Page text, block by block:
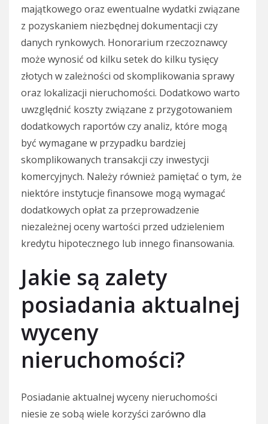
majątkowego oraz ewentualne wydatki związane
z pozyskaniem niezbędnej dokumentacji czy
danych rynkowych. Honorarium rzeczoznawcy
może wynosić od kilku setek do kilku tysięcy
złotych w zależności od skomplikowania sprawy
oraz lokalizacji nieruchomości. Dodatkowo warto
uwzględnić koszty związane z przygotowaniem
dodatkowych raportów czy analiz, które mogą
być wymagane w przypadku bardziej
skomplikowanych transakcji czy inwestycji
komercyjnych. Należy również pamiętać o tym, że
niektóre instytucje finansowe mogą wymagać
dodatkowych opłat za przeprowadzenie
niezależnej oceny wartości przed udzieleniem
kredytu hipotecznego lub innego finansowania.
Jakie są zalety
posiadania aktualnej
wyceny
nieruchomości?
Posiadanie aktualnej wyceny nieruchomości
niesie ze sobą wiele korzyści zarówno dla